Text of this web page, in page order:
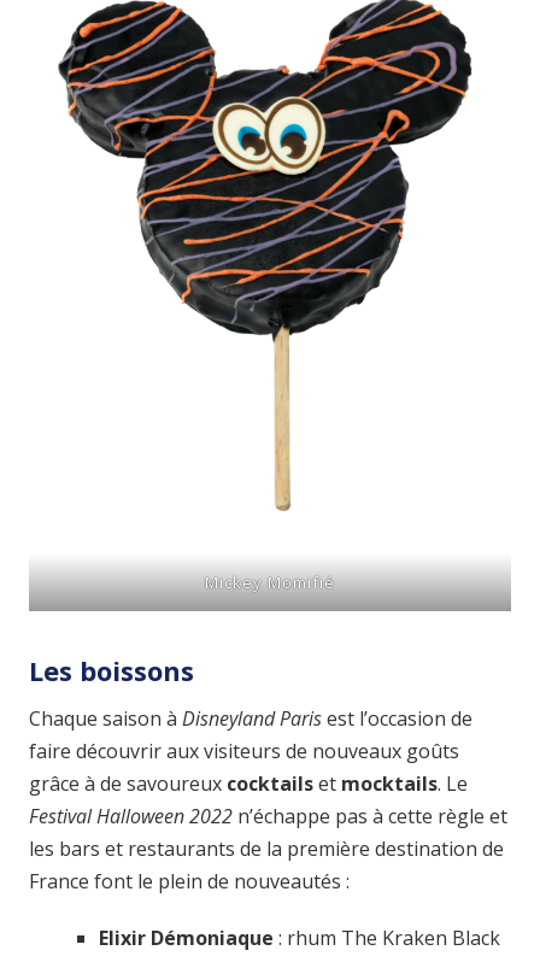
Mickey Momifié
Les boissons
Chaque saison à Disneyland Parisest l’occasion de
faire découvrir aux visiteurs de nouveaux goûts
grâce à de savoureux cocktailset mocktails. Le
Festival Halloween 2022 n’échappe pas à cette règle et
les bars et restaurants de la première destination de
France font le plein de nouveautés :
Elixir Démoniaque: rhum The Kraken Black